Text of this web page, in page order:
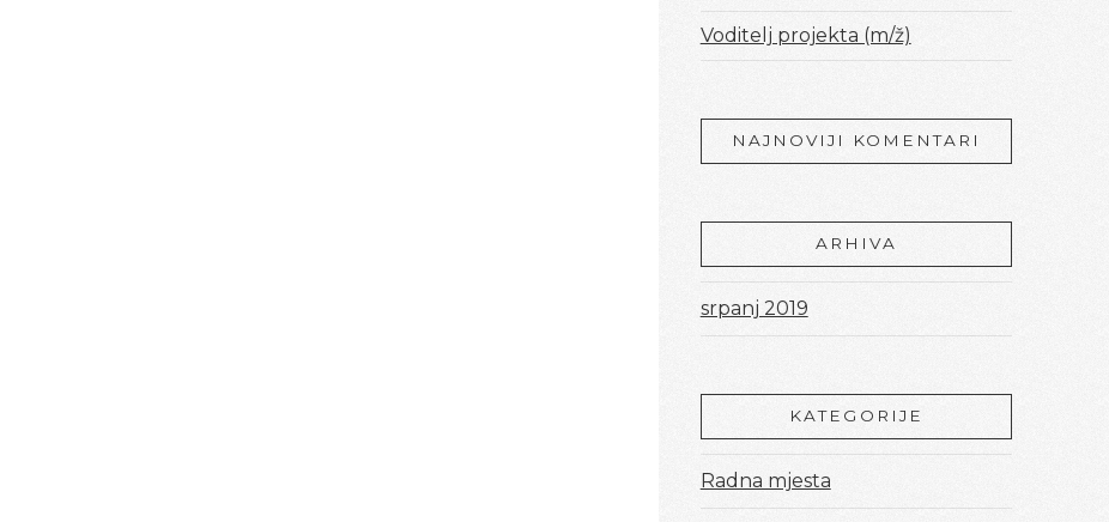
Voditelj projekta (m/ž)
NAJNOVIJI KOMENTARI
ARHIVA
srpanj 2019
KATEGORIJE
Radna mjesta